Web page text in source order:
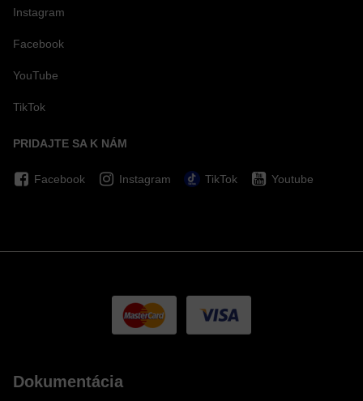
Instagram
Facebook
YouTube
TikTok
PRIDAJTE SA K NÁM
Facebook Instagram TikTok Youtube
Dokumentácia